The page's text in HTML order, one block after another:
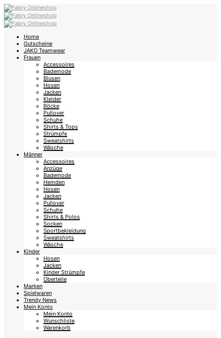
Home
Gutscheine
JAKO Teamwear
Frauen
Accessoires
Bademode
Blusen
Hosen
Jacken
Kleider
Röcke
Pullover
Schuhe
Shirts & Tops
Strümpfe
Sweatshirts
Wäsche
Männer
Accessoires
Anzüge
Bademode
Hemden
Hosen
Jacken
Pullover
Schuhe
Shirts & Polos
Socken
Sportbekleidung
Sweatshirts
Wäsche
Kinder
Hosen
Jacken
Kinder Strümpfe
Oberteile
Marken
Spielwaren
Trendy News
Mein Konto
Mein Konto
Wunschliste
Warenkorb